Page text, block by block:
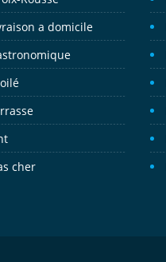
a domicile
cher